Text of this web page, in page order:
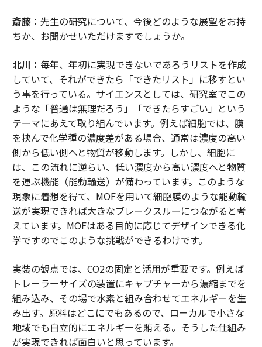
斎藤： 先生の研究について、今後どのような展望をお持
ちか、お聞かせいただけますでしょうか。
北川： 毎年、年初に実現できないであろうリストを作成
していて、それができたら「できたリスト」に移すとい
う事を行っている。サイエンスとしては、研究室でこの
ような「普通は無理だろう」「できたらすごい」という
テーマにあえて取り組んでいます。例えば細胞では、膜
を挟んで化学種の濃度差がある場合、通常は濃度の高い
側から低い側へと物質が移動します。しかし、細胞に
は、この流れに逆らい、低い濃度から高い濃度へと物質
を運ぶ機能（能動輸送）が備わっています。このような
現象に着想を得て、MOFを用いて細胞膜のような能動輸
送が実現できれば大きなブレークスルーにつながると考
えています。MOFはある目的に応じてデザインできる化
学ですのでこのような挑戦ができるわけです。
実装の観点では、CO2の固定と活用が重要です。例えば
トレーラーサイズの装置にキャプチャーから濃縮までを
組み込み、その場で水素と組み合わせてエネルギーを生
み出す。原料はどこにでもあるので、ローカルで小さな
地域でも自立的にエネルギーを賄える。そうした仕組み
が実現できれば面白いと思っています。